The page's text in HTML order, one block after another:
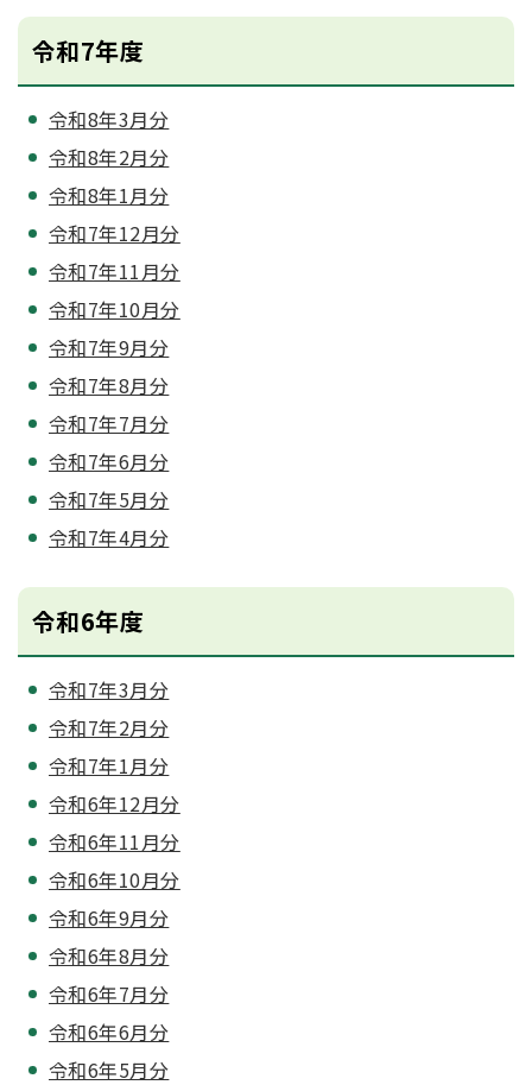
令和7年度
令和8年3月分
令和8年2月分
令和8年1月分
令和7年12月分
令和7年11月分
令和7年10月分
令和7年9月分
令和7年8月分
令和7年7月分
令和7年6月分
令和7年5月分
令和7年4月分
令和6年度
令和7年3月分
令和7年2月分
令和7年1月分
令和6年12月分
令和6年11月分
令和6年10月分
令和6年9月分
令和6年8月分
令和6年7月分
令和6年6月分
令和6年5月分